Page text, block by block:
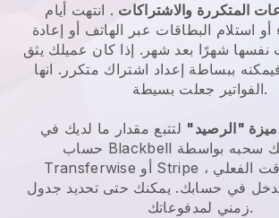
المتكررة والاشتراكات . انتهت أيام
أو استلام البطاقات عبر الهاتف أو إعادة
نفسها شهرًا بعد شهر. إذا كان عميلك يثق
ببساطة إعداد اشتراك متكرر. انها
الفواتير جعلت بسيطة.
ميزة "الرصيد" لتتبع مقدار ما لديك في
Blackbell
Transferwise أو Stripe ، ونرى في الوقت الفعلي
في حسابك. يمكنك حتى تحديد جدول
زمني لمدفوعاتك.